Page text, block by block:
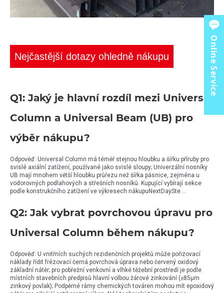
Nejčastější dotazy ohledně nákupu
Q1: Jaký je hlavní rozdíl mezi Universal
Column a Universal Beam (UB) pro
výběr nákupu?
Odpověď: Universal Column má téměř stejnou hloubku a šířku příruby pro
svislé axiální zatížení, používané jako svislé sloupy; Univerzální nosníky
UB mají mnohem větší hloubku průřezu než šířka pásnice, zejména u
vodorovných podlahových a střešních nosníků. Kupující vybírají sekce
podle konstrukčního zatížení ve výkresech nákupuNextDaySte....
Q2: Jak vybrat povrchovou úpravu pro
Universal Column během nákupu?
Odpověď: U vnitřních suchých rezidenčních projektů může pořizovací
náklady řídit frézovací černá povrchová úprava nebo červený oxidový
základní nátěr; pro pobřežní venkovní a vlhké těžební prostředí je podle
místních stavebních předpisů hlavní volbou žárové zinkování (≥85μm
zinkový povlak); Podpěrné rámy chemických továren mohou mít epoxidový
Online Service